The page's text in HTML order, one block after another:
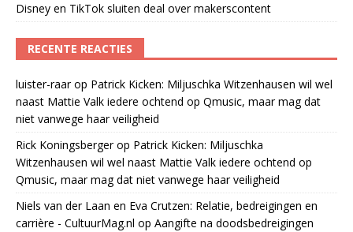
Disney en TikTok sluiten deal over makerscontent
RECENTE REACTIES
luister-raarop Patrick Kicken: Miljuschka Witzenhausen wil wel
naast Mattie Valk iedere ochtend op Qmusic, maar mag dat
niet vanwege haar veiligheid
Rick Koningsbergerop Patrick Kicken: Miljuschka
Witzenhausen wil wel naast Mattie Valk iedere ochtend op
Qmusic, maar mag dat niet vanwege haar veiligheid
Niels van der Laan en Eva Crutzen: Relatie, bedreigingen en
carrière - CultuurMag.nl op Aangifte na doodsbedreigingen